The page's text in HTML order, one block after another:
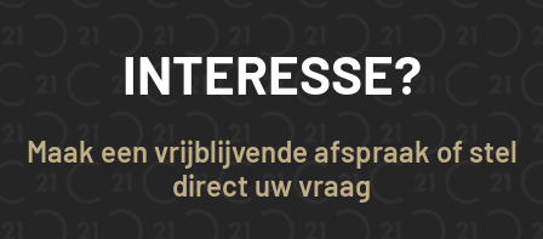
INTERESSE?
Maak een vrijblijvende afspraak of stel
direct uw vraag